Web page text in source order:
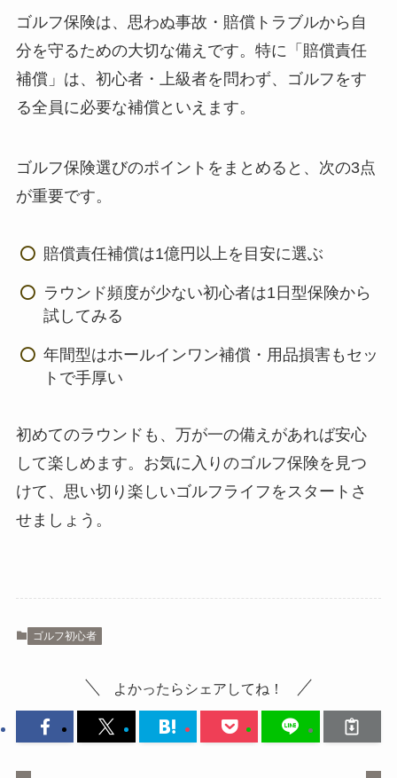
ゴルフ保険は、思わぬ事故・賠償トラブルから自
分を守るための大切な備えです。特に「賠償責任
補償」は、初心者・上級者を問わず、ゴルフをす
る全員に必要な補償といえます。
ゴルフ保険選びのポイントをまとめると、次の3点
が重要です。
賠償責任補償は1億円以上を目安に選ぶ
ラウンド頻度が少ない初心者は1日型保険から
試してみる
年間型はホールインワン補償・用品損害もセッ
トで手厚い
初めてのラウンドも、万が一の備えがあれば安心
して楽しめます。お気に入りのゴルフ保険を見つ
けて、思い切り楽しいゴルフライフをスタートさ
せましょう。
ゴルフ初心者
よかったらシェアしてね！